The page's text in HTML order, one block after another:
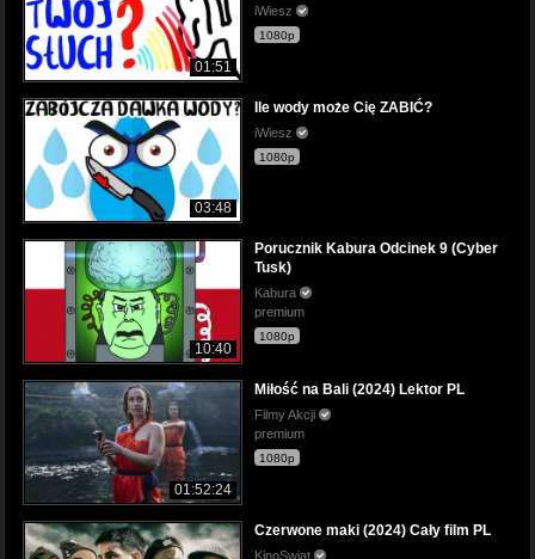
01:51
iWiesz
1080p
03:48
Ile wody może Cię ZABIĆ?
iWiesz
1080p
10:40
Porucznik Kabura Odcinek 9 (Cyber
Tusk)
Kabura
premium
1080p
01:52:24
Miłość na Bali (2024) Lektor PL
Filmy Akcji
premium
1080p
Czerwone maki (2024) Cały film PL
KinoSwiat